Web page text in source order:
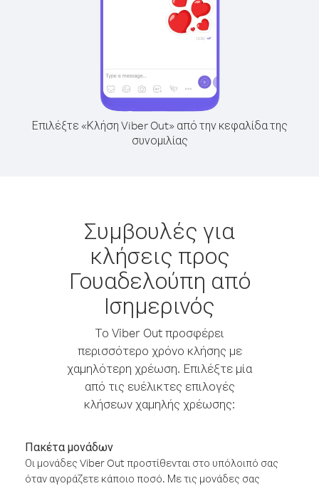
Επιλέξτε «Κλήση Viber Out» από την κεφαλίδα της
συνομιλίας
Συμβουλές για
κλήσεις προς
Γουαδελούπη από
Ισημερινός
Το Viber Out προσφέρει
περισσότερο χρόνο κλήσης με
χαμηλότερη χρέωση. Επιλέξτε μία
από τις ευέλικτες επιλογές
κλήσεων χαμηλής χρέωσης:
Πακέτα μονάδων
Οι μονάδες Viber Out προστίθενται στο υπόλοιπό σας
όταν αγοράζετε κάποιο ποσό. Με τις μονάδες σας